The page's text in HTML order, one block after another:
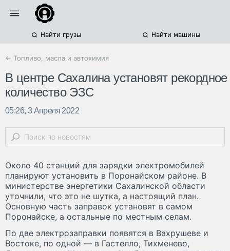
Найти грузы Найти машины
← Топливо, масла и автохимия
В центре Сахалина установят рекордное
количество ЭЗС
05:26, 3 Апреля 2022
Около 40 станций для зарядки электромобилей
планируют установить в Поронайском районе. В
министерстве энергетики Сахалинской области
уточнили, что это не шутка, а настоящий план.
Основную часть заправок установят в самом
Поронайске, а остальные по местным селам.
По две электрозаправки появятся в Вахрушеве и
Востоке, по одной — в Гастелло, Тихменево,